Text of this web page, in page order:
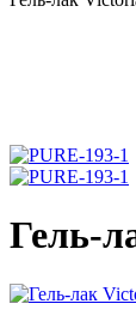
Гель-